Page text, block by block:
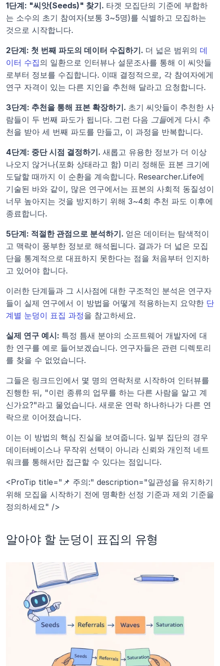
1단계: "씨앗(Seeds)" 찾기. 타겟 모집단의 기준에 부합하
는 소수의 초기 참여자(보통 3~5명)를 식별하고 모집하는
것으로 시작합니다.
2단계: 첫 번째 파도의 데이터 수집하기. 더 넓은 범위의 데
이터 수집의 일환으로 인터뷰나 설문조사를 통해 이 씨앗들
로부터 정보를 수집합니다. 이때 결정적으로, 각 참여자에게
연구 자격이 있는 다른 지인을 추천해 달라고 요청합니다.
3단계: 추천을 통해 표본 확장하기. 초기 씨앗들이 추천한 사
람들이 두 번째 파도가 됩니다. 그런 다음 그들에게 다시 추
천을 받아 세 번째 파도를 만들고, 이 과정을 반복합니다.
4단계: 중단 시점 결정하기. 새롭고 유용한 정보가 더 이상
나오지 않거나(포화 상태라고 함) 미리 정해둔 표본 크기에
도달할 때까지 이 순환을 계속합니다. Researcher.Life에
기술된 바와 같이, 많은 연구에서는 표본의 사회적 동질성이
너무 높아지는 것을 방지하기 위해 3~4회 추천 파도 이후에
종료합니다.
5단계: 적절한 관점으로 분석하기. 얻은 데이터는 탐색적이
고 맥락이 풍부한 정보로 해석됩니다. 결과가 더 넓은 모집
단을 통계적으로 대표하지 못한다는 점을 처음부터 인지하
고 있어야 합니다.
이러한 단계들과 그 시사점에 대한 구조적인 분석은 연구자
들이 실제 연구에서 이 방법을 어떻게 적용하는지 요약한 단
계별 눈덩이 표집 과정을 참고하세요.
실제 연구 예시: 특정 틈새 분야의 소프트웨어 개발자에 대
한 연구를 예로 들어보겠습니다. 연구자들은 관련 디렉토리
를 찾을 수 없었습니다.
그들은 링크드인에서 몇 명의 연락처로 시작하여 인터뷰를
진행한 뒤, "이런 종류의 업무를 하는 다른 사람을 알고 계
신가요?"라고 물었습니다. 새로운 연락 하나하나가 다른 연
락으로 이어졌습니다.
이는 이 방법의 핵심 진실을 보여줍니다. 일부 집단의 경우
데이터베이스나 무작위 선택이 아니라 신뢰와 개인적 네트
워크를 통해서만 접근할 수 있다는 점입니다.
<ProTip title="📌 주의:" description="일관성을 유지하기
위해 모집을 시작하기 전에 명확한 선정 기준과 제외 기준을
정의하세요" />
알아야 할 눈덩이 표집의 유형